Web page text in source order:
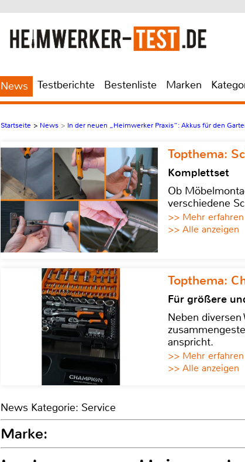
News Testberichte Bestenliste Marken
Startseite > News > In der neuen „Heimwerker Praxis“: Akkus für den
Topthema:
Komplettset
Ob
verschiedene
>> Mehr erfahren
>> Alle anzeigen
Topthema:
Für größere
Neben
anspricht.
>> Mehr erfahren
>> Alle anzeigen
News Kategorie: Service
Marke: